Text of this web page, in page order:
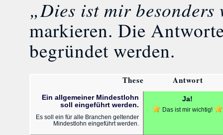
„Dies ist mir
markieren. Die
begründet werden.
These Antwort
Ein allgemeiner Mindestlohn
soll eingeführt werden.
Es soll ein für alle Branchen geltender
Mindestlohn eingeführt werden.
Ja!
Das ist mir wichtig!